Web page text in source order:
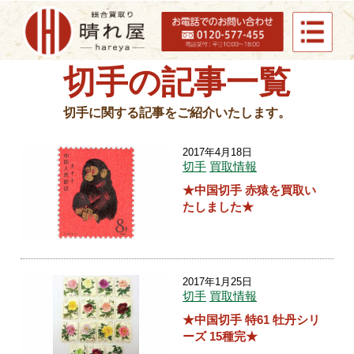
切手の記事一覧
切手に関する記事をご紹介いたします。
2017年4月18日
切手 買取情報
★中国切手 赤猿を買取い
たしました★
2017年1月25日
切手 買取情報
★中国切手 特61 牡丹シリ
ーズ 15種完★